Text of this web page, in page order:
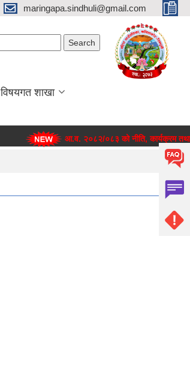
maringapa.sindhuli@gmail.com
विषयगत शाखा
आ.व. २०८२/०८३ को नीति, कार्यक्रम तथा